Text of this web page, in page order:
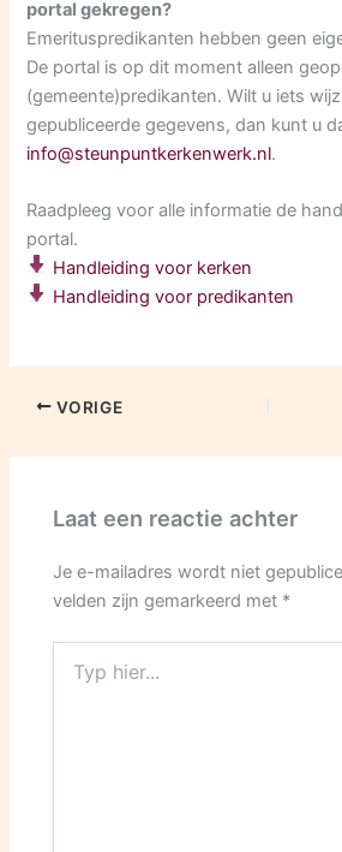
portal gekregen?
Emerituspredikanten hebben geen
De portal is op dit moment alleen
(gemeente)predikanten. Wilt u iets
gepubliceerde gegevens, dan kunt u
info@steunpuntkerkenwerk.nl.
Raadpleeg voor alle informatie de
portal.
Handleiding voor kerken
Handleiding voor predikanten
VORIGE
Laat een reactie achter
Je e-mailadres wordt niet
velden zijn gemarkeerd met *
hier...